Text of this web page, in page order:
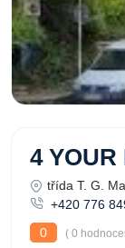
4 YOUR
třída T. G.
+420 776
0
( 0